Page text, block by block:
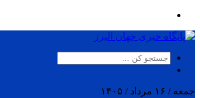
جمعه / ۱۶ مرداد / ۱۴۰۵